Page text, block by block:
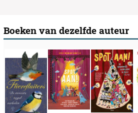
Boeken van dezelfde auteur